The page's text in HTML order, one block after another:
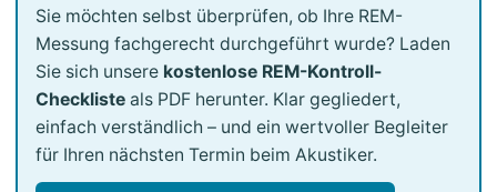
Sie möchten selbst überprüfen, ob Ihre REM-
Messung fachgerecht durchgeführt wurde? Laden
Sie sich unsere kostenlose REM-Kontroll-
Checkliste als PDF herunter. Klar gegliedert,
einfach verständlich – und ein wertvoller Begleiter
für Ihren nächsten Termin beim Akustiker.